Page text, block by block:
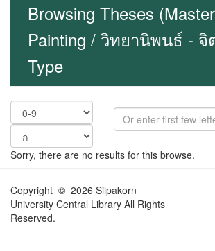
Browsing Theses
Painting / วิทยานิพนธ์ - จิ
Type
Sorry, there are no results for this browse.
Copyright © 2026 Silpakorn
University Central Library All Rights
Reserved.